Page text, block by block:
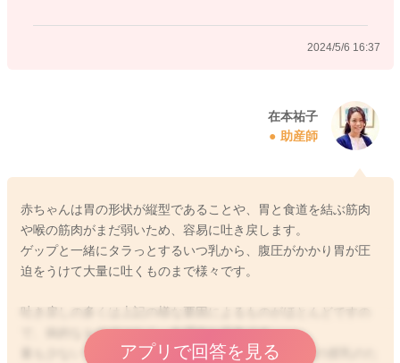
2024/5/6 16:37
在本祐子
助産師
赤ちゃんは胃の形状が縦型であることや、胃と食道を結ぶ筋肉
や喉の筋肉がまだ弱いため、容易に吐き戻します。
ゲップと一緒にタラっとするいつ乳から、腹圧がかかり胃が圧
迫をうけて大量に吐くものまで様々です。
吐き戻しの多くは上記の様な要因によるものがほとんどですの
で、病的なものではなく、生理的な現象です。
量も少ないでしょうし、1回の授乳で、複数回を毎回の授乳のた
アプリで回答を見る